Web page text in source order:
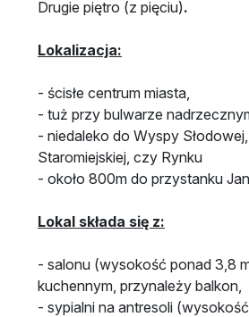
Drugie piętro (z pięciu).
Lokalizacja:
- ścisłe centrum miasta,
- tuż przy bulwarze
- niedaleko do Wyspy
Staromiejskiej, czy Rynku
- około 800m do przystanku
Lokal składa się z:
- salonu (wysokość ponad 3,8
kuchennym, przynależy balkon,
- sypialni na antresoli